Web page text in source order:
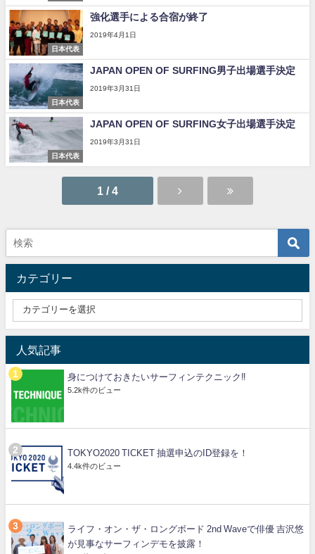
日本代表
強化選手による合宿が終了
2019年4月1日
日本代表
JAPAN OPEN OF SURFING男子出場選手決定
2019年3月31日
日本代表
JAPAN OPEN OF SURFING女子出場選手決定
2019年3月31日
1 / 4
カテゴリー
人気記事
身につけておきたいサーフィンテクニック‼️
5.2k件のビュー
TOKYO2020 TICKET 抽選申込のID登録を！
4.4k件のビュー
ライフ・オン・ザ・ロングボード 2nd Waveで俳優 吉沢悠
が見事なサーフィンデモを披露！